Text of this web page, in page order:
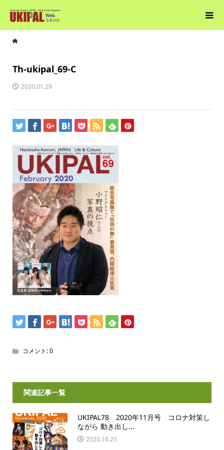
Th-ukipal_69-C
2020.01.29
コメント:0
関連記事一覧
UKIPAL78 2020年11月号 コロナ対策し
ながら 動き出し...
2020.10.25